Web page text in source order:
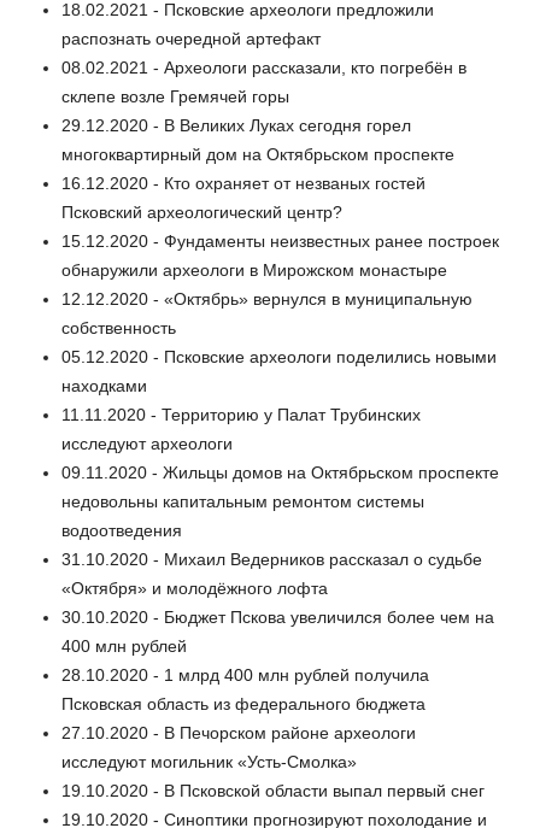
18.02.2021 - Псковские археологи предложили
распознать очередной артефакт
08.02.2021 - Археологи рассказали, кто погребён в
склепе возле Гремячей горы
29.12.2020 - В Великих Луках сегодня горел
многоквартирный дом на Октябрьском проспекте
16.12.2020 - Кто охраняет от незваных гостей
Псковский археологический центр?
15.12.2020 - Фундаменты неизвестных ранее построек
обнаружили археологи в Мирожском монастыре
12.12.2020 - «Октябрь» вернулся в муниципальную
собственность
05.12.2020 - Псковские археологи поделились новыми
находками
11.11.2020 - Территорию у Палат Трубинских
исследуют археологи
09.11.2020 - Жильцы домов на Октябрьском проспекте
недовольны капитальным ремонтом системы
водоотведения
31.10.2020 - Михаил Ведерников рассказал о судьбе
«Октября» и молодёжного лофта
30.10.2020 - Бюджет Пскова увеличился более чем на
400 млн рублей
28.10.2020 - 1 млрд 400 млн рублей получила
Псковская область из федерального бюджета
27.10.2020 - В Печорском районе археологи
исследуют могильник «Усть-Смолка»
19.10.2020 - В Псковской области выпал первый снег
19.10.2020 - Синоптики прогнозируют похолодание и